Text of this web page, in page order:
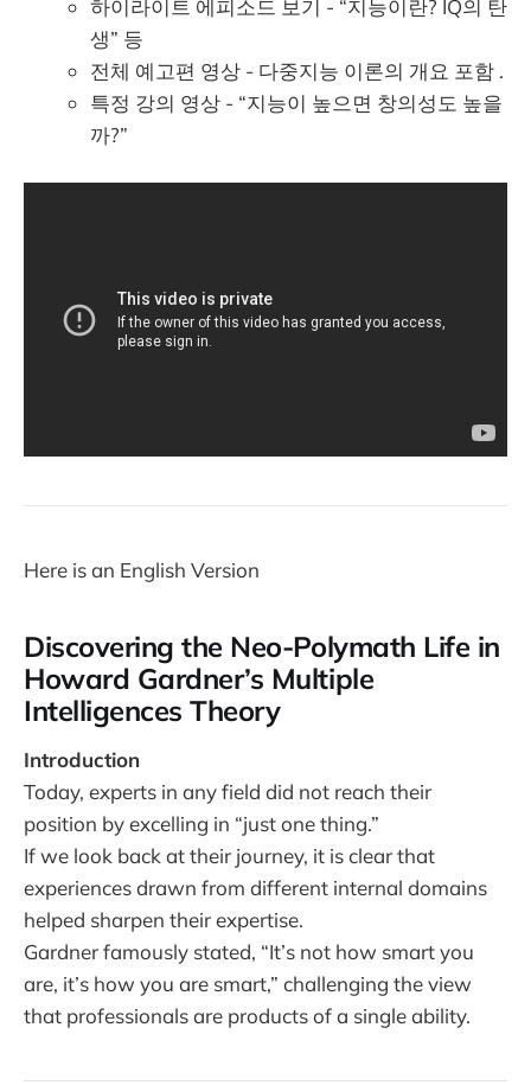
하이라이트 에피소드 보기 - “지능이란? IQ의 탄
생” 등
전체 예고편 영상 - 다중지능 이론의 개요 포함 .
특정 강의 영상 - “지능이 높으면 창의성도 높을
까?”
Here is an English Version
Discovering the Neo-Polymath Life in
Howard Gardner’s Multiple
Intelligences Theory
Introduction
Today, experts in any field did not reach their
position by excelling in “just one thing.”
If we look back at their journey, it is clear that
experiences drawn from different internal domains
helped sharpen their expertise.
Gardner famously stated, “It’s not how smart you
are, it’s how you are smart,” challenging the view
that professionals are products of a single ability.